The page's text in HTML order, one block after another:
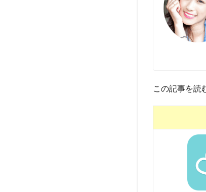
この記事を読